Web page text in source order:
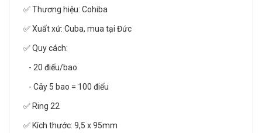
✅ Thương hiệu: Cohiba
✅ Xuất xứ: Cuba, mua tại Đức
✅ Quy cách:
- 20 điếu/bao
- Cây 5 bao = 100 điếu
✅ Ring 22
✅ Kích thước: 9,5 x 95mm